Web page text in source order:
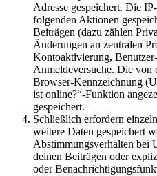
Adresse gespeichert. Die
folgenden Aktionen
Beiträgen (dazu zählen
Änderungen an zentralen
Kontoaktivierung,
Anmeldeversuche. Die von
Browser-Kennzeichnung
ist online?“-Funktion
gespeichert.
Schließlich erfordern
weitere Daten gespeichert
Abstimmungsverhalten bei
deinen Beiträgen oder
oder